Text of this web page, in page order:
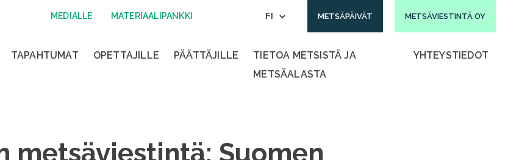
MEDIALLE MATERIAALIPANKKI METSÄPÄIVÄT METSÄVIESTINTÄ OY
TAPAHTUMAT OPETTAJILLE PÄÄTTÄJILLE
TIETOA METSISTÄ JA
METSÄALASTA
YHTEYSTIEDOT
metsäviestintä: Suomen